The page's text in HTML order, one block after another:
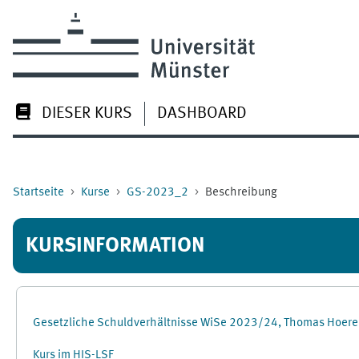
DIESER KURS DASHBOARD
Startseite Kurse GS-2023_2 Beschreibung
KURSINFORMATION
Gesetzliche Schuldverhältnisse WiSe 2023/24, Thomas
Kurs im HIS-LSF